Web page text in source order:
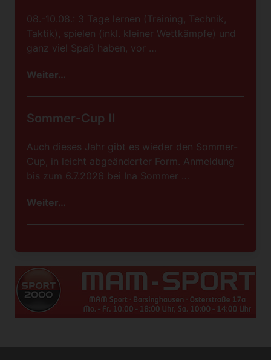
08.-10.08.: 3 Tage lernen (Training, Technik,
Taktik), spielen (inkl. kleiner Wettkämpfe) und
ganz viel Spaß haben, vor …
Weiter…
Sommer-Cup II
Auch dieses Jahr gibt es wieder den Sommer-
Cup, in leicht abgeänderter Form. Anmeldung
bis zum 6.7.2026 bei Ina Sommer …
Weiter…